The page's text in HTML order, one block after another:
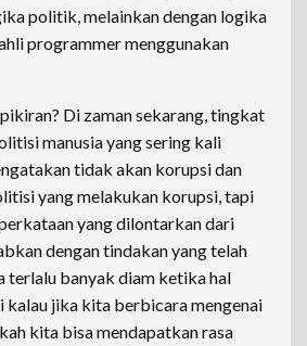
politik, melainkan dengan logika
programmer menggunakan
Di zaman sekarang, tingkat
manusia yang sering kali
tidak akan korupsi dan
yang melakukan korupsi, tapi
yang dilontarkan dari
dengan tindakan yang telah
terlalu banyak diam ketika hal
jika kita berbicara mengenai
kita bisa mendapatkan rasa